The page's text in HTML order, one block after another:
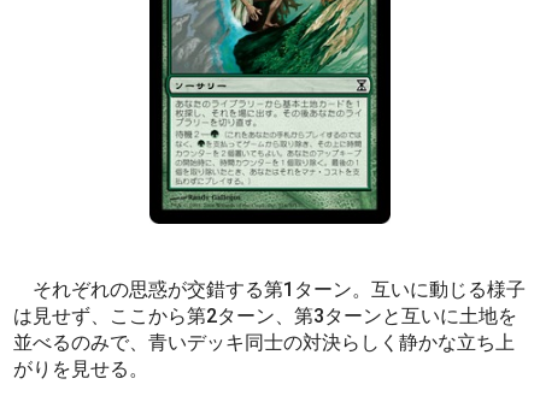
それぞれの思惑が交錯する第1ターン。互いに動じる様子
は見せず、ここから第2ターン、第3ターンと互いに土地を
並べるのみで、青いデッキ同士の対決らしく静かな立ち上
がりを見せる。